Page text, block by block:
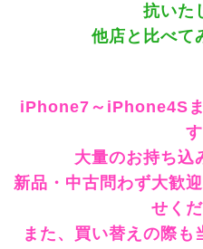
抗いた
他店と比べて
iPhone7～iPhone4S
す
大量のお持ち込
新品・中古問わず大歓
せく
また、買い替えの際も